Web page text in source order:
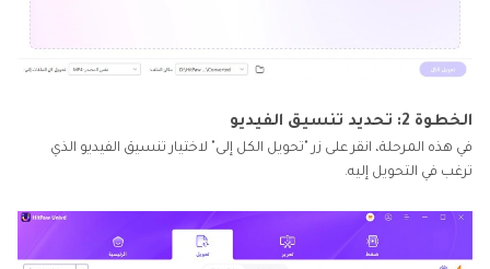
الخطوة 2: تحديد تنسيق الفيديو
في هذه المرحلة، انقر على زر "تحويل الكل إلى" لاختيار تنسيق الفيديو الذي
ترغب في التحويل إليه.